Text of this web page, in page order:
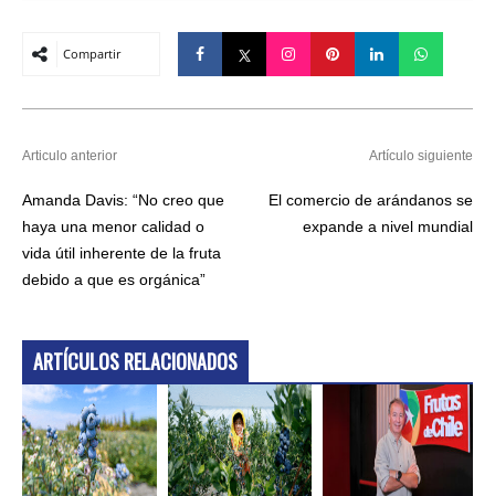
Compartir
Articulo anterior
Amanda Davis: “No creo que
haya una menor calidad o
vida útil inherente de la fruta
debido a que es orgánica”
Artículo siguiente
El comercio de arándanos se
expande a nivel mundial
ARTÍCULOS RELACIONADOS